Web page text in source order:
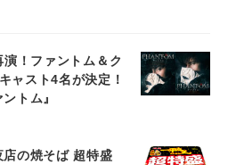
！ファントム＆ク
ャスト4名が決定！
トム』
店の焼そば 超特盛